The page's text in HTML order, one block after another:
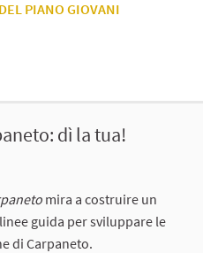
PIANO GIOVANI
dì la tua!
mira a costruire un
guida per sviluppare le
di Carpaneto.